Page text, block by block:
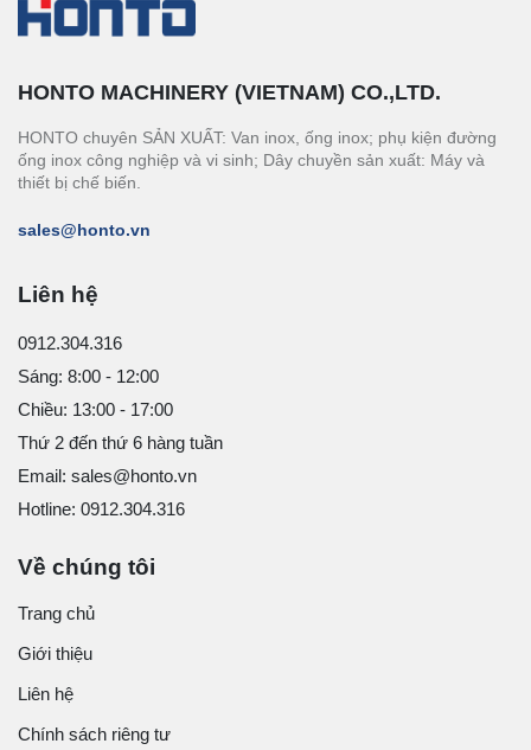
HONTO MACHINERY (VIETNAM) CO.,LTD.
HONTO chuyên SẢN XUẤT: Van inox, ống inox; phụ kiện đường
ống inox công nghiệp và vi sinh; Dây chuyền sản xuất: Máy và
thiết bị chế biến.
sales@honto.vn
Liên hệ
0912.304.316
Sáng: 8:00 - 12:00
Chiều: 13:00 - 17:00
Thứ 2 đến thứ 6 hàng tuần
Email: sales@honto.vn
Hotline: 0912.304.316
Về chúng tôi
Trang chủ
Giới thiệu
Liên hệ
Chính sách riêng tư